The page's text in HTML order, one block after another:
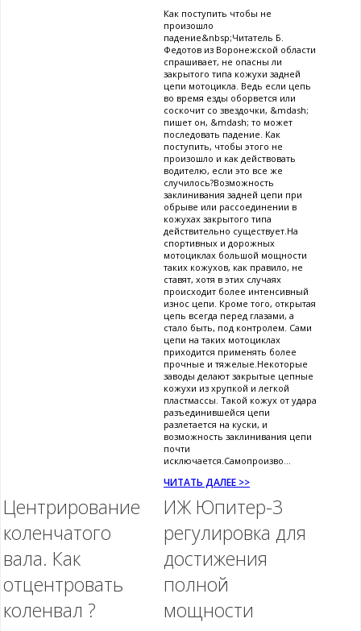
Как поступить чтобы не
произошло
падение&nbsp;Читатель Б.
Федотов из Воронежской области
спрашивает, не опасны ли
закрытого типа кожухи задней
цепи мотоцикла. Ведь если цепь
во время езды оборвется или
соскочит со звездочки, &mdash;
пишет он, &mdash; то может
последовать падение. Как
поступить, чтобы этого не
произошло и как действовать
водителю, если это все же
случилось?Возможность
заклинивания задней цепи при
обрыве или рассоединении в
кожухах закрытого типа
действительно существует.На
спортивных и дорожных
мотоциклах большой мощности
таких кожухов, как правило, не
ставят, хотя в этих случаях
происходит более интенсивный
износ цепи. Кроме того, открытая
цепь всегда перед глазами, а
стало быть, под контролем. Сами
цепи на таких мотоциклах
приходится применять более
прочные и тяжелые.Некоторые
заводы делают закрытые цепные
кожухи из хрупкой и легкой
пластмассы. Такой кожух от удара
разъединившейся цепи
разлетается на куски, и
возможность заклинивания цепи
почти
исключается.Самопроизво...
ЧИТАТЬ ДАЛЕЕ >>
Центрирование
коленчатого
вала. Как
отцентровать
коленвал ?
ИЖ Юпитер-3
регулировка для
достижения
полной
мощности